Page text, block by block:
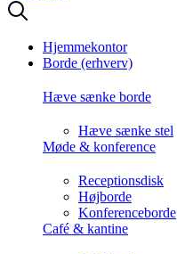
Hjemmekontor
Borde (erhverv)
Hæve sænke borde
Hæve sænke stel
Møde & konference
Receptionsdisk
Højborde
Konferenceborde
Café & kantine